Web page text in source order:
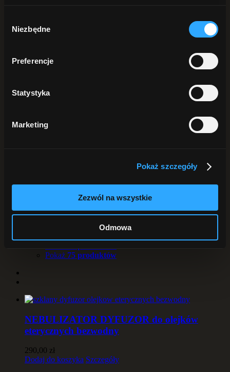
zgody
Niezbędne
Preferencje
Statystyka
Marketing
Pokaż szczegóły
Zezwól na wszystkie
Odmowa
Płyn intymny
Kremy do rąk
ANTYPERSPIRANTY
DO BRODY
Sortuj:Popularność
Pokaż 75 produktów
NEBULIZATOR DYFUZOR do olejków
eterycznych bezwodny
290,00 zł
Dodaj do koszyka Szczegóły